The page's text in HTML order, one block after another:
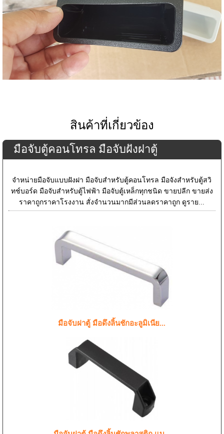
สินค้าที่เกี่ยวข้อง
มือจับตู้คอนโทรล มือจับฝังฝาตู้
จำหน่ายมือจับแบบฝังฝา มือจับสำหรับตู้คอนโทรล มือจังสำหรับตู้สวิ
ทช์บอร์ด มือจับสำหรับตู้ไฟฟ้า มือจับตู้เหล็กทุกชนิด ขายปลีก ขายส่ง
ราคาถูกราคาโรงงาน สั่งจำนวนมากมีส่วนลดราคาถูก ดูราย...
มือจับฝาตู้ มือดึงลิ้นชักอะลูมิเนีย...